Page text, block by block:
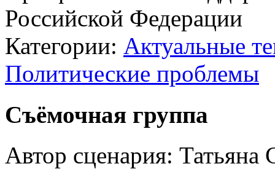
Российской Федерации
Категории: Актуальные
Политические проблемы
Съёмочная группа
Автор сценария: Татьяна